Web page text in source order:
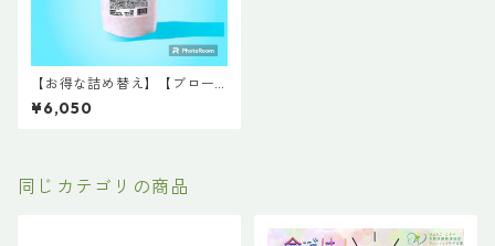
【お得な詰め替え】【ブロー
ローション】【トステア使
用】ラクレ酸熱トリートメン
¥6,050
同じカテゴリの商品